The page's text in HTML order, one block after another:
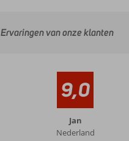
Ervaringen van onze klanten
9,0
Jan
Nederland